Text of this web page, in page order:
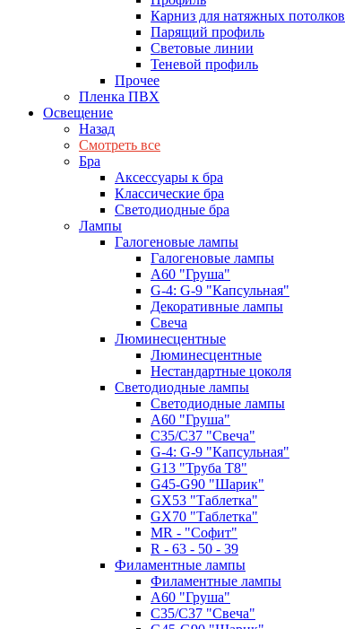
Карниз для натяжных потолков
Парящий профиль
Световые линии
Теневой профиль
Прочее
Пленка ПВХ
Освещение
Назад
Смотреть все
Бра
Аксессуары к бра
Классические бра
Светодиодные бра
Лампы
Галогеновые лампы
Галогеновые лампы
A60 "Груша"
G-4: G-9 "Капсульная"
Декоративные лампы
Свеча
Люминесцентные
Люминесцентные
Нестандартные цоколя
Светодиодные лампы
Светодиодные лампы
A60 "Груша"
C35/C37 "Свеча"
G-4: G-9 "Капсульная"
G13 "Труба Т8"
G45-G90 "Шарик"
GX53 "Таблетка"
GX70 "Таблетка"
MR - "Софит"
R - 63 - 50 - 39
Филаментные лампы
Филаментные лампы
A60 "Груша"
C35/C37 "Свеча"